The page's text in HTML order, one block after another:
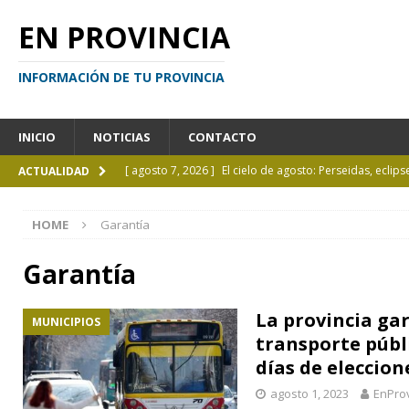
EN PROVINCIA
INFORMACIÓN DE TU PROVINCIA
INICIO NOTICIAS CONTACTO
ACTUALIDAD [ agosto 7, 2026 ] El cielo de agosto: Perseidas,
[ agosto 6, 2026 ]
HOME Garantía
Garantía
MUNICIPIOS
La provincia
transporte
días de
agosto 1, 2023